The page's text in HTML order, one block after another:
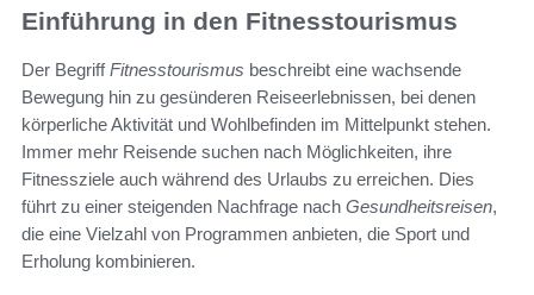
Einführung in den Fitnesstourismus
Der BegriffFitnesstourismus beschreibt eine wachsende
Bewegung hin zu gesünderen Reiseerlebnissen, bei denen
körperliche Aktivität und Wohlbefinden im Mittelpunkt stehen.
Immer mehr Reisende suchen nach Möglichkeiten, ihre
Fitnessziele auch während des Urlaubs zu erreichen. Dies
führt zu einer steigenden Nachfrage nach Gesundheitsreisen,
die eine Vielzahl von Programmen anbieten, die Sport und
Erholung kombinieren.